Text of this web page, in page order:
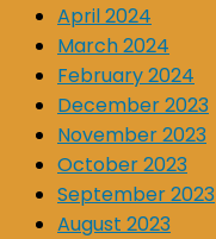
April 2024
March 2024
February 2024
December 2023
November 2023
October 2023
September 2023
August 2023